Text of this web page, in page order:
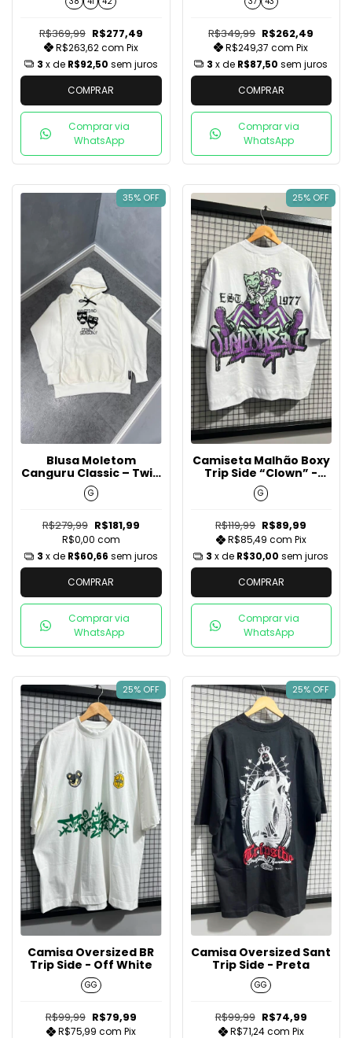
R$369,99 R$277,49
R$263,62com Pix
3 x de R$92,50 sem juros
COMPRAR
Comprar via
WhatsApp
R$349,99 R$262,49
R$249,37com Pix
3 x de R$87,50 sem juros
COMPRAR
Comprar via
WhatsApp
35% OFF
Blusa Moletom
Canguru Classic – Twin
Masks - Off White
G
R$279,99 R$181,99
R$0,00 com
3 x de R$60,66 sem juros
COMPRAR
Comprar via
WhatsApp
25% OFF
Camiseta Malhão Boxy
Trip Side “Clown” -
Branca
G
R$119,99 R$89,99
R$85,49 com Pix
3 x de R$30,00 sem juros
COMPRAR
Comprar via
WhatsApp
25% OFF
Camisa Oversized BR
Trip Side - Off White
GG
R$99,99 R$79,99
R$75,99 com Pix
25% OFF
Camisa Oversized Sant
Trip Side - Preta
GG
R$99,99 R$74,99
R$71,24com Pix